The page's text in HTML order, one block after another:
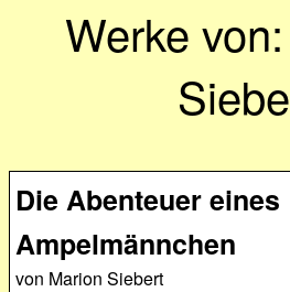
Werke
Die Abenteuer eines
Ampelmännchen
von Marion Siebert